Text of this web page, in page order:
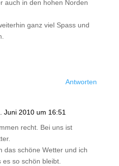
auch in den hohen Norden
ganz viel Spass und
Antworten
Juni 2010 um 16:51
recht. Bei uns ist
das schöne Wetter und ich
so schön bleibt.